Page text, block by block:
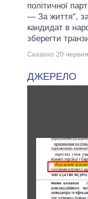
політичної
— За життя",
кандидат в
зберегти
Сказано 20
ДЖЕРЕЛО